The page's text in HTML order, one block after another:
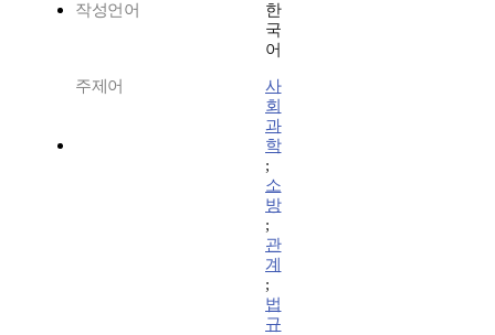
작성언어
한
국
어
주제어
사
회
과
학
;
소
방
;
관
계
;
법
규